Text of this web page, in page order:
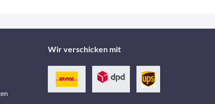
Wir verschicken mit